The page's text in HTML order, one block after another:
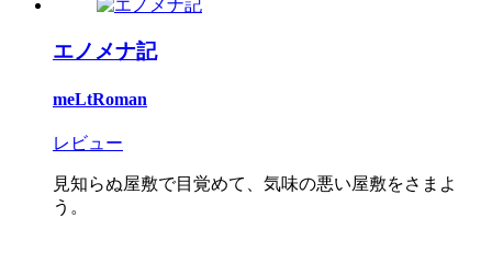
エノメナ記
meLtRoman
レビュー
見知らぬ屋敷で目覚めて、気味の悪い屋敷をさまよ
う。